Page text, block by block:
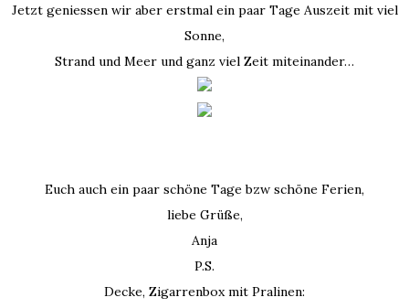
Jetzt geniessen wir aber erstmal ein paar Tage Auszeit mit viel
Sonne,
Strand und Meer und ganz viel Zeit miteinander…
Euch auch ein paar schöne Tage bzw schöne Ferien,
liebe Grüße,
Anja
P.S.
Decke, Zigarrenbox mit Pralinen: